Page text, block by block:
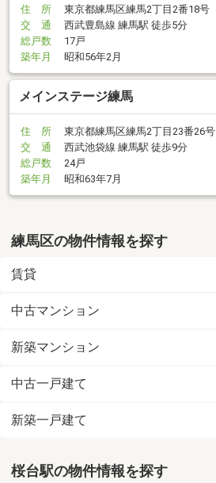
住 所
東京都練馬区練馬2丁目2番18号
交 通
西武豊島線 練馬駅 徒歩5分
総戸数
17戸
築年月
昭和56年2月
メインステージ練馬
住 所
東京都練馬区練馬2丁目23番26号
交 通
西武池袋線 練馬駅 徒歩9分
総戸数
24戸
築年月
昭和63年7月
練馬区の物件情報を探す
賃貸
中古マンション
新築マンション
中古一戸建て
新築一戸建て
桜台駅の物件情報を探す